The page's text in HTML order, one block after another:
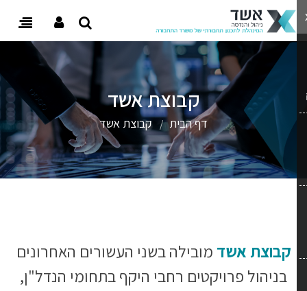
Toggle
user menu
קבוצת אשד
דף הבית קבוצת אשד
קבוצת אשדמובילה בשני העשורים האחרונים
בניהול פרויקטים רחבי היקף בתחומי הנדל"ן,